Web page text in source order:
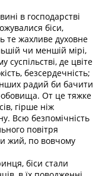
в господарстві
біси,
те жахливе духовне
чи меншій мірі,
де цвіте
безсердечність;
радий би бачити
От це тяжке
гірше ніж
Всю безпомічність
повітря
жий, по вовчому
біси стали